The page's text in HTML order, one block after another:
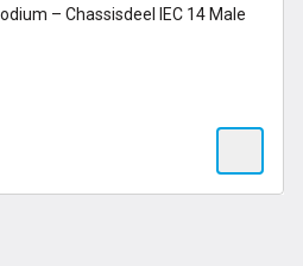
– Chassisdeel IEC 14 Male